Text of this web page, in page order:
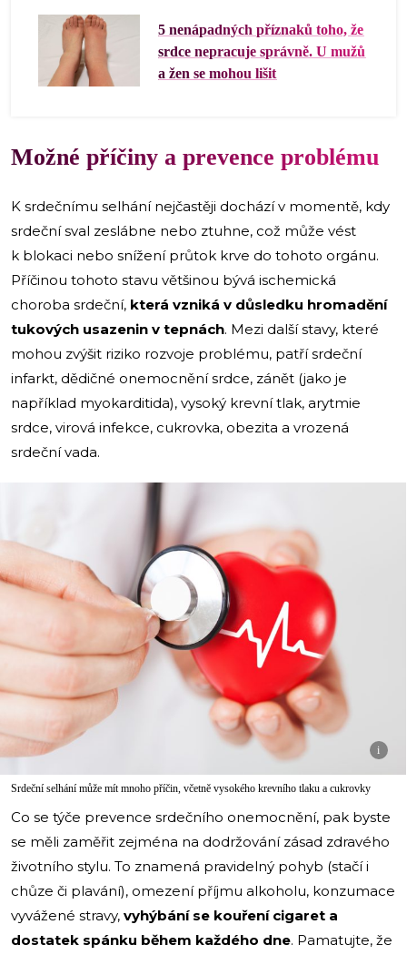
5 nenápadných příznaků toho, že
srdce nepracuje správně. U mužů
a žen se mohou lišit
Možné příčiny a prevence problému
K srdečnímu selhání nejčastěji dochází v momentě, kdy
srdeční sval zeslábne nebo ztuhne, což může vést
k blokaci nebo snížení průtok krve do tohoto orgánu.
Příčinou tohoto stavu většinou bývá ischemická
choroba srdeční, která vzniká v důsledku hromadění
tukových usazenin v tepnách. Mezi další stavy, které
mohou zvýšit riziko rozvoje problému, patří srdeční
infarkt, dědičné onemocnění srdce, zánět (jako je
například myokarditida), vysoký krevní tlak, arytmie
srdce, virová infekce, cukrovka, obezita a vrozená
srdeční vada.
i
Srdeční selhání může mít mnoho příčin, včetně vysokého krevního tlaku a cukrovky
Co se týče prevence srdečního onemocnění, pak byste
se měli zaměřit zejména na dodržování zásad zdravého
životního stylu. To znamená pravidelný pohyb (stačí i
chůze či plavání), omezení příjmu alkoholu, konzumace
vyvážené stravy, vyhýbání se kouření cigaret a
dostatek spánku během každého dne. Pamatujte, že